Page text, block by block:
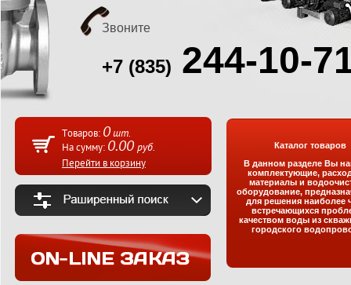
Звоните
+7 (835) 244-10-
Каталог товаров
В данном разделе Вы
комплектующие,
материалы и
оборудование,
для решения наиболее
встречающихся
качеством воды из
городского
Товаров: 0шт.
На сумму: 0.00 руб.
Перейти в корзину